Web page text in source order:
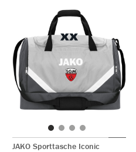
JAKO Sporttasche Iconic